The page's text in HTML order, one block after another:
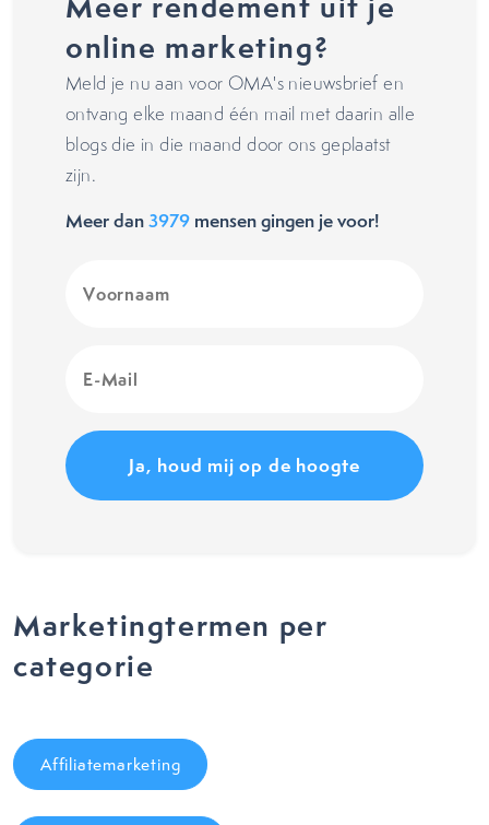
online marketing?
Meld je nu aan voor OMA's nieuwsbrief en
ontvang elke maand één mail met daarin alle
blogs die in die maand door ons geplaatst
zijn.
Meer dan3979 mensen gingen je voor!
(Vereist)
Mail
Marketingtermen per
categorie
Affiliatemarketing